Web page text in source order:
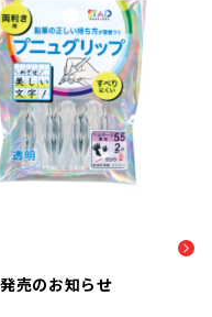
売のお知らせ